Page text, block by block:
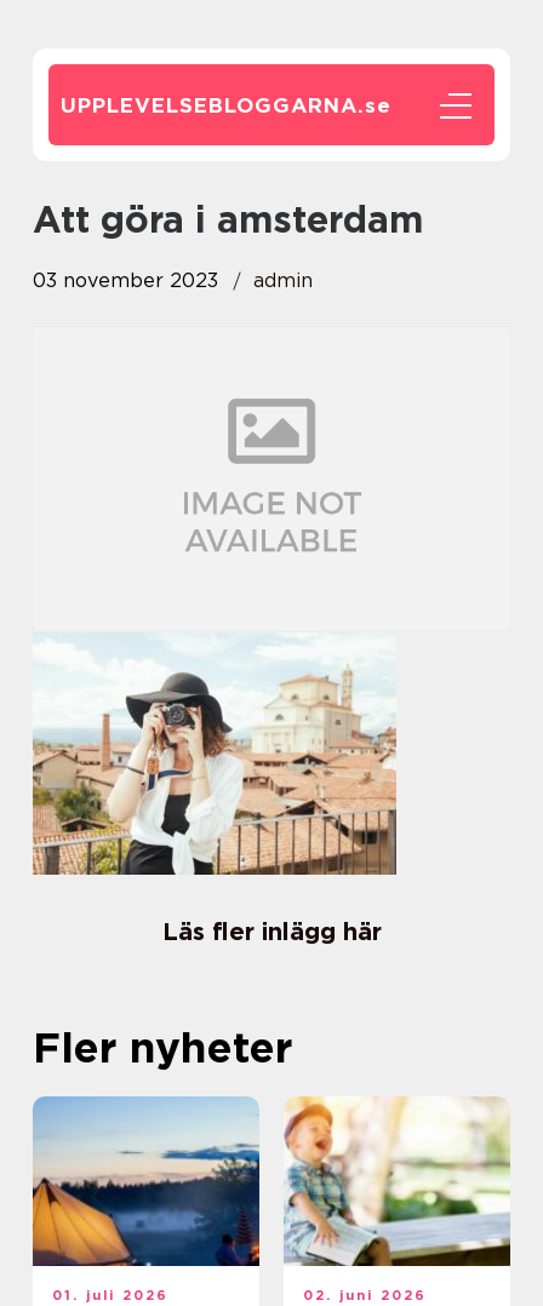
UPPLEVELSEBLOGGARNA.se
att göra i amsterdam
03 november 2023 admin
Läs fler inlägg här
Fler nyheter
01. juli 2026 02. juni 2026